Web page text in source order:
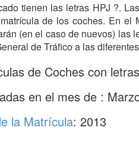
tienen las letras HPJ ?.
de los coches. En el
(en el caso de nuevos) las
de Tráfico a las
de Coches con
en el mes de :
la Matrícula: 2013